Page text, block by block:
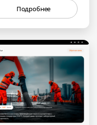
Подробнее